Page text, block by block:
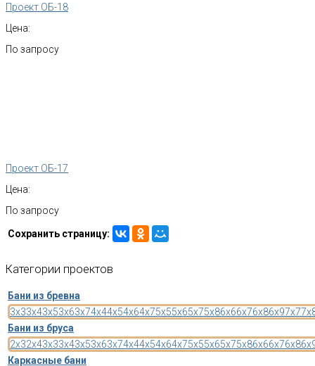
Проект ОБ-18
Цена:
По запросу
Проект ОБ-17
Цена:
По запросу
Сохранить страницу:
Категории проектов
Бани из бревна
3x33x43x53x63x74x44x54x64x75x55x65x75x86x66x76x86x97x7
Бани из бруса
2x32x43x33x43x53x63x74x44x54x64x75x55x65x75x86x66x76x8
Каркасные бани